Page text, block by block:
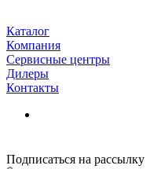
Каталог
Компания
Сервисные центры
Дилеры
Контакты
Подписаться на рассылку